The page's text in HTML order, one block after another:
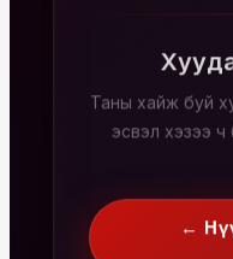
Таны хайж буй
эсвэл хэзээ ч
←